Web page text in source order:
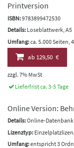
Printversion
ISBN:9783899472530
Details: Loseblattwerk, A5
Umfang:ca. 5.000 Seiten,
ab129,50 €
zzgl. 7% MwSt
Lieferfrist ca. 3-5 Tage
Online Version:
Details:Online-Datenbank
Lizenztyp:
Umfang:entspricht 3